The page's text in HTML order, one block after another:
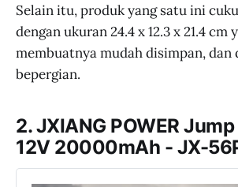
Selain itu, produk yang satu ini
dengan ukuran 24.4 x 12.3 x 21.4 cm
membuatnya mudah disimpan, dan
bepergian.
2. JXIANG POWER
12V 20000mAh - JX-